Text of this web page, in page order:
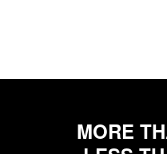
MORE